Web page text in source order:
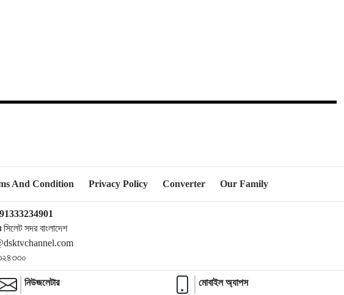
And Condition Privacy Policy Converter Our Family
সিলেট সদর বাংলাদেশ
নিউজলেটার মোবাইল অ্যাপস